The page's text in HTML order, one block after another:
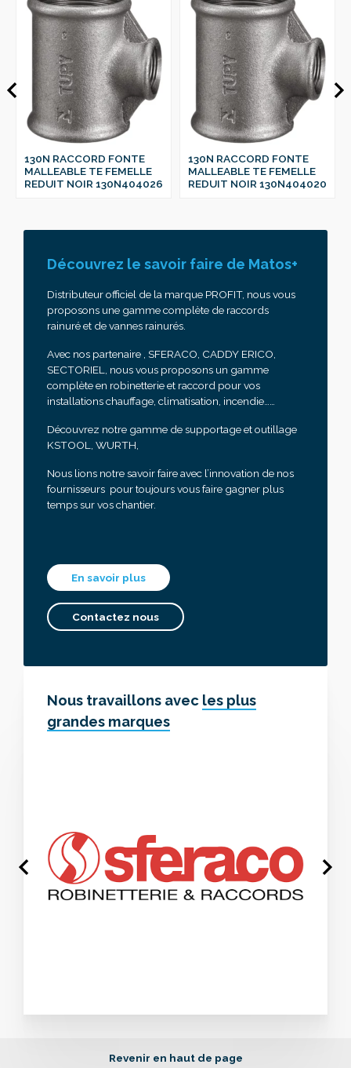
130N RACCORD FONTE
MALLEABLE TE FEMELLE
REDUIT NOIR 130N404026
130N RACCORD FONTE
MALLEABLE TE FEMELLE
REDUIT NOIR 130N404020
Découvrez le savoir faire de Matos+
Distributeur officiel de la marque PROFIT, nous vous
proposons une gamme complète de raccords
rainuré et de vannes rainurés.
Avec nos partenaire , SFERACO, CADDY ERICO,
SECTORIEL, nous vous proposons un gamme
complète en robinetterie et raccord pour vos
installations chauffage, climatisation, incendie……
Découvrez notre gamme de supportage et outillage
KSTOOL, WURTH,
Nous lions notre savoir faire avec l’innovation de nos
fournisseurs pour toujours vous faire gagner plus
temps sur vos chantier.
En savoir plus
Contactez nous
Nous travaillons avec les plus
grandes marques
Revenir en haut de page